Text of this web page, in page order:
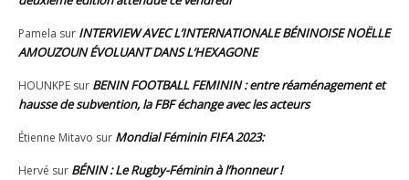
Pamela sur INTERVIEW AVEC L’INTERNATIONALE BÉNINOISE NOËLLE
AMOUZOUN ÉVOLUANT DANS L’HEXAGONE
HOUNKPE sur BENIN FOOTBALL FEMININ : entre réaménagement et
hausse de subvention, la FBF échange avec les acteurs
Étienne Mitavo sur Mondial Féminin FIFA 2023:
Hervé sur BÉNIN : Le Rugby-Féminin à l’honneur !